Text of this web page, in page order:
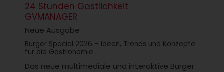
24 Stunden Gastlichkeit
GVMANAGER
Neue Ausgabe
Burger Special 2026 – Ideen, Trends und Konzepte
für die Gastronomie
Das neue multimediale und interaktive Burger